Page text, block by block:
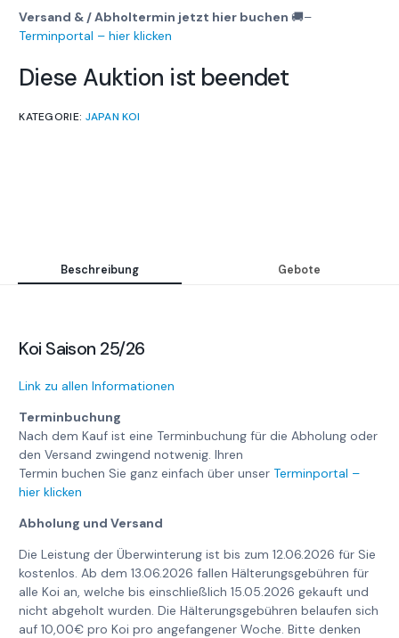
Versand & / Abholtermin jetzt hier buchen 🚚–
Terminportal – hier klicken
Diese Auktion ist beendet
KATEGORIE: JAPAN KOI
Beschreibung Gebote
Koi Saison 25/26
Link zu allen Informationen
Terminbuchung
Nach dem Kauf ist eine Terminbuchung für die Abholung oder
den Versand zwingend notwenig. Ihren
Termin buchen Sie ganz einfach über unserTerminportal –
hier klicken
Abholung und Versand
Die Leistung der Überwinterung ist bis zum 12.06.2026 für Sie
kostenlos. Ab dem 13.06.2026 fallen Hälterungsgebühren für
alle Koi an, welche bis einschließlich 15.05.2026 gekauft und
nicht abgeholt wurden. Die Hälterungsgebühren belaufen sich
auf 10,00€ pro Koi pro angefangener Woche. Bitte denken